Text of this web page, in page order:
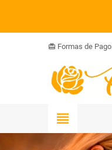
card_giftcard Formas de Pago
view_headline